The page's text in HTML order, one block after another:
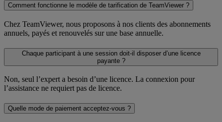
Comment fonctionne le modèle de tarification de TeamViewer ?
Chez TeamViewer, nous proposons à nos clients des abonnements
annuels, payés et renouvelés sur une base annuelle.
Chaque participant à une session doit-il disposer d’une licence
payante ?
Non, seul l’expert a besoin d’une licence. La connexion pour
l’assistance ne requiert pas de licence.
Quelle mode de paiement acceptez-vous ?